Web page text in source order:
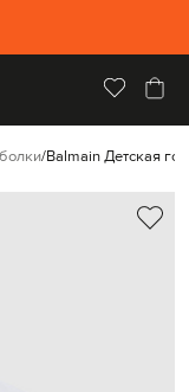
Balmain Детская